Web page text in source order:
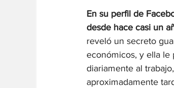
En su perfil de
desde hace casi un
reveló un secreto
económicos, y ella le
diariamente al
aproximadamente